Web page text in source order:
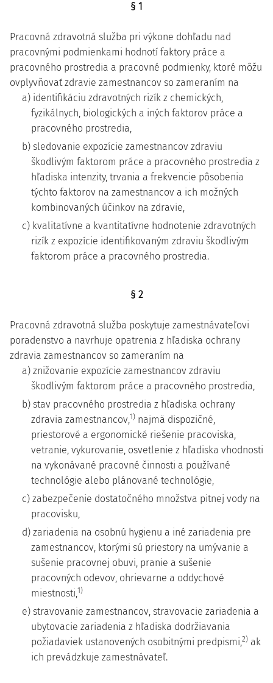
§ 1
Pracovná zdravotná služba pri výkone dohľadu nad
pracovnými podmienkami hodnotí faktory práce a
pracovného prostredia a pracovné podmienky, ktoré môžu
ovplyvňovať zdravie zamestnancov so zameraním na
a) identifikáciu zdravotných rizík z chemických,
fyzikálnych, biologických a iných faktorov práce a
pracovného prostredia,
b) sledovanie expozície zamestnancov zdraviu
škodlivým faktorom práce a pracovného prostredia z
hľadiska intenzity, trvania a frekvencie pôsobenia
týchto faktorov na zamestnancov a ich možných
kombinovaných účinkov na zdravie,
c) kvalitatívne a kvantitatívne hodnotenie zdravotných
rizík z expozície identifikovaným zdraviu škodlivým
faktorom práce a pracovného prostredia.
§ 2
Pracovná zdravotná služba poskytuje zamestnávateľovi
poradenstvo a navrhuje opatrenia z hľadiska ochrany
zdravia zamestnancov so zameraním na
a) znižovanie expozície zamestnancov zdraviu
škodlivým faktorom práce a pracovného prostredia,
b) stav pracovného prostredia z hľadiska ochrany
zdravia zamestnancov,1) najmä dispozičné,
priestorové a ergonomické riešenie pracoviska,
vetranie, vykurovanie, osvetlenie z hľadiska vhodnosti
na vykonávané pracovné činnosti a používané
technológie alebo plánované technológie,
c) zabezpečenie dostatočného množstva pitnej vody na
pracovisku,
d) zariadenia na osobnú hygienu a iné zariadenia pre
zamestnancov, ktorými sú priestory na umývanie a
sušenie pracovnej obuvi, pranie a sušenie
pracovných odevov, ohrievarne a oddychové
miestnosti,1)
e) stravovanie zamestnancov, stravovacie zariadenia a
ubytovacie zariadenia z hľadiska dodržiavania
požiadaviek ustanovených osobitnými predpismi,2) ak
ich prevádzkuje zamestnávateľ.